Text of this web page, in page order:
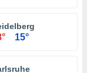
15°